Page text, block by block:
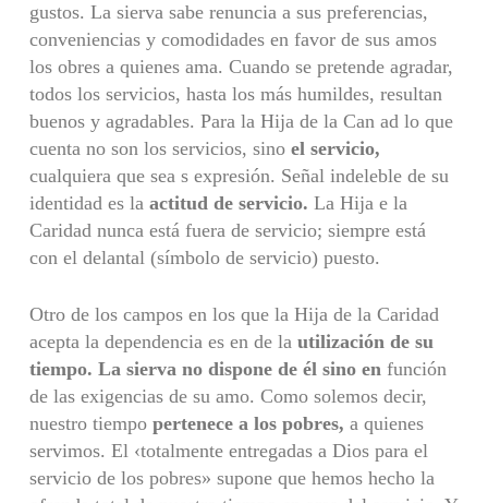
gustos. La sierva sabe renuncia a sus preferencias,
convenien­cias y comodidades en favor de sus amos
los obres a quienes ama. Cuando se pretende agradar,
todos los servicios, hasta los más humildes, resultan
buenos y agradables. Para la Hija de la Can ad lo que
cuenta no son los servicios, sino el servicio,
cualquiera que sea s expresión. Señal indeleble de su
identidad es la actitud de servicio. La Hija e la
Caridad nunca está fuera de servicio; siempre está
con el delantal (símbolo de servicio) puesto.
Otro de los campos en los que la Hija de la Caridad
acepta la dependencia es en de la utilización de su
tiempo. La sierva no dispone de él sino en función
de las exigencias de su amo. Como solemos decir,
nuestro tiempo pertenece a los pobres, a quienes
servimos. El ‹totalmente entregadas a Dios para el
servicio de los pobres» supone que hemos hecho la